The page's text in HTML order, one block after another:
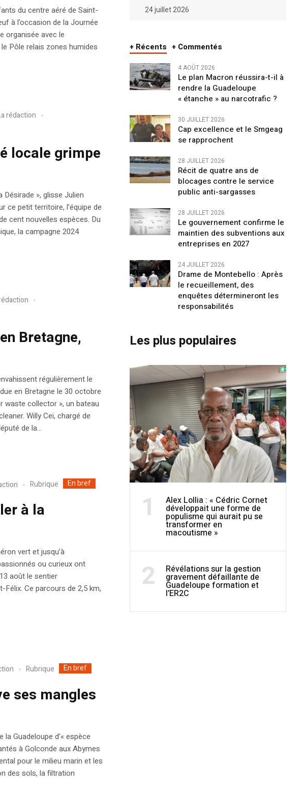
du centre aéré de Saint-
à l’occasion de la Journée
organisée avec le
Pôle relais zones humides
rédaction
locale grimpe
Désirade », glisse Julien
ce petit territoire, l’équipe de
cent nouvelles espèces. Du
la campagne 2024
Bretagne,
régulièrement le
en Bretagne le 30 octobre
waste collector », un bateau
Willy Cei, chargé de
de la...
Rubrique En bref
à la
vert et jusqu’à
ou curieux ont
août le sentier
Félix. Ce parcours de 2,5 km,
Rubrique En bref
ses mangles
Guadeloupe d’« espèce
à Golconde aux Abymes
pour le milieu marin et les
des sols, la filtration
24 juillet 2026
+ Récents + Commentés
4 AOÛT 2026
Le plan Macron réussira-t-il à
rendre la Guadeloupe
« étanche » au narcotrafic ?
30 JUILLET 2026
Cap excellence et le Smgeag
se rapprochent
28 JUILLET 2026
Récit de quatre ans de
blocages contre le service
public anti-sargasses
28 JUILLET 2026
Le gouvernement confirme le
maintien des subventions aux
entreprises en 2027
24 JUILLET 2026
Drame de Montebello : Après
le recueillement, des
enquêtes détermineront les
responsabilités
Les plus populaires
1 Alex Lollia : « Cédric Cornet
développait une forme de
populisme qui aurait pu se
transformer en
macoutisme »
2 Révélations sur la gestion
gravement défaillante de
Guadeloupe formation et
l’ER2C